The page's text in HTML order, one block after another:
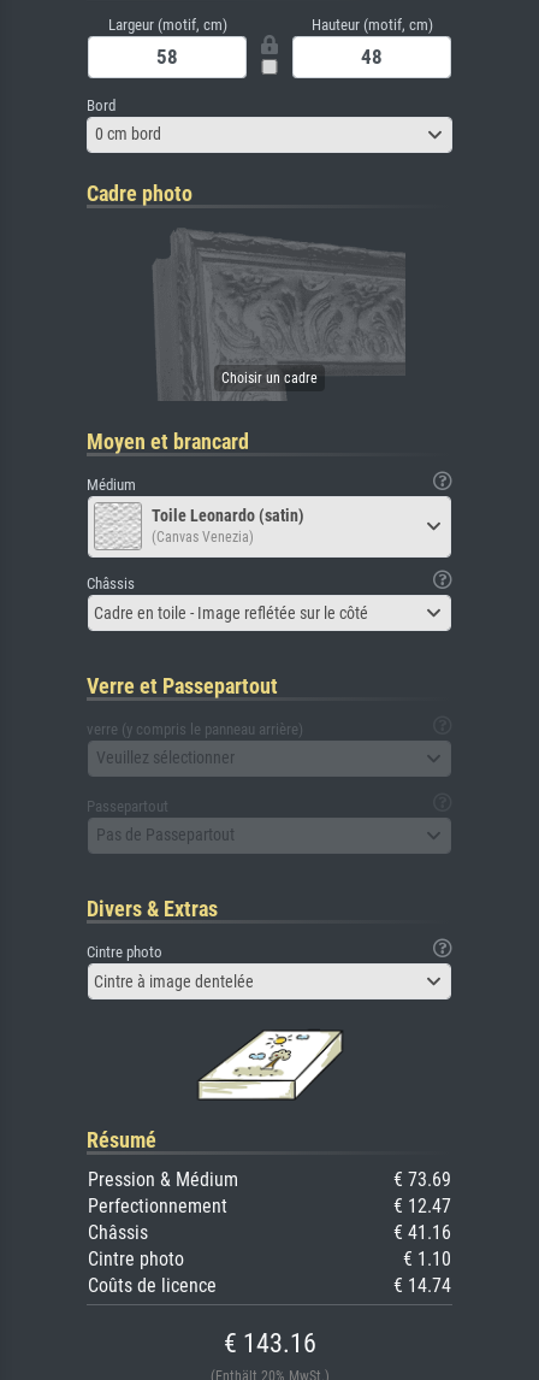
Largeur (motif, cm) Hauteur (motif, cm)
Bord
0 cm bord
Cadre photo
Moyen et brancard
Médium
Toile Leonardo (satin)
(Canvas Venezia)
Châssis
Cadre en toile - Image reflétée sur le côté
Verre et Passepartout
verre (y compris le panneau arrière)
Veuillez sélectionner
Passepartout
Pas de Passepartout
Divers & Extras
Cintre photo
Cintre à image dentelée
Résumé
Pression & Médium
€ 73.69
Perfectionnement
€ 12.47
Châssis
€ 41.16
Cintre photo
€ 1.10
Coûts de licence
€ 14.74
€ 143.16
(Enthält 20% MwSt.)